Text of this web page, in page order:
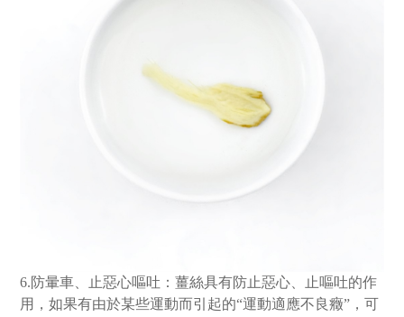
6.防暈車、止惡心嘔吐：薑絲具有防止惡心、止嘔吐的作
用，如果有由於某些運動而引起的“運動適應不良癥”，可